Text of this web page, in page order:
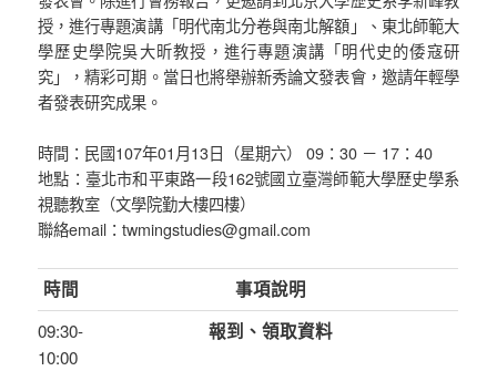
授，進行專題演講「明代南北分卷與南北解額」、東北師範大
學歷史學院吳大昕教授，進行專題演講「明代史的倭寇研
究」，精彩可期。當日也將舉辦新秀論文發表會，邀請年輕學
者發表研究成果。
時間：民國107年01月13日（星期六） 09：30 － 17：40
地點：臺北市和平東路一段162號國立臺灣師範大學歷史學系
視聽教室（文學院勤大樓四樓）
聯絡email：twmingstudies@gmail.com
時間 事項說明
09:30-
10:00
報到、領取資料